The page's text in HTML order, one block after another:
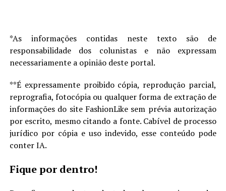
*As informações contidas neste texto são de
responsabilidade dos colunistas e não expressam
necessariamente a opinião deste portal.
**É expressamente proibido cópia, reprodução parcial,
reprografia, fotocópia ou qualquer forma de extração de
informações do site FashionLike sem prévia autorização
por escrito, mesmo citando a fonte. Cabível de processo
jurídico por cópia e uso indevido, esse conteúdo pode
conter IA.
Fique por dentro!